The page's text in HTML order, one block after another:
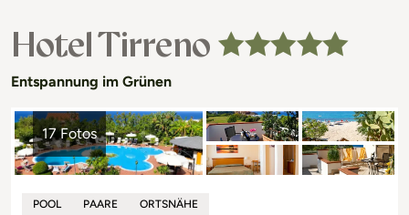
Hotel Tirreno
Entspannung im Grünen
17 Fotos
POOL PAARE ORTSNÄHE